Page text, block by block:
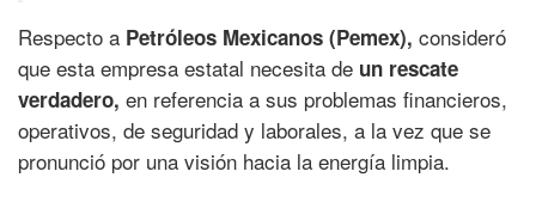
Respecto a Petróleos Mexicanos (Pemex), consideró
que esta empresa estatal necesita de un rescate
verdadero, en referencia a sus problemas financieros,
operativos, de seguridad y laborales, a la vez que se
pronunció por una visión hacia la energía limpia.